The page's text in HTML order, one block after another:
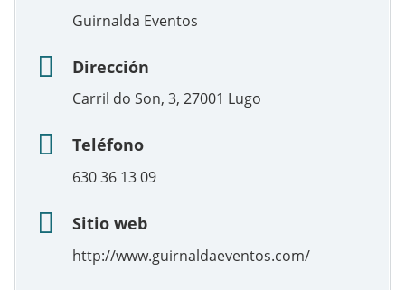
Guirnalda Eventos
Dirección
Carril do Son, 3, 27001 Lugo
Teléfono
630 36 13 09
Sitio web
http://www.guirnaldaeventos.com/